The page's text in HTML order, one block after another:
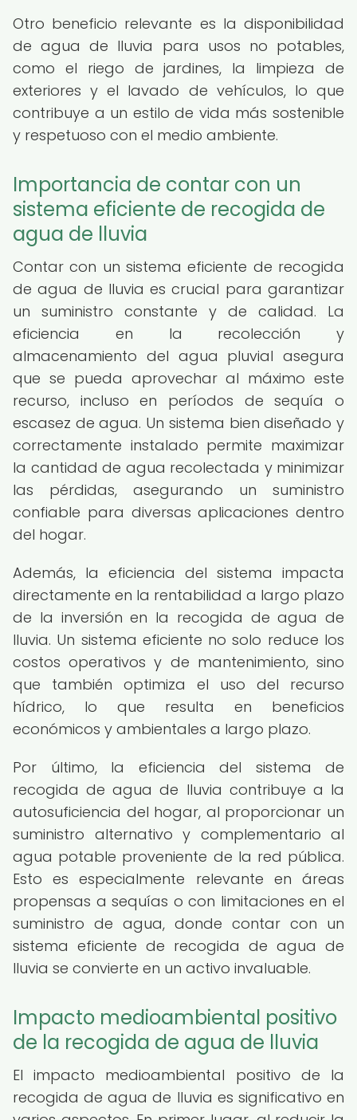
Otro beneficio relevante es la disponibilidad
de agua de lluvia para usos no potables,
como el riego de jardines, la limpieza de
exteriores y el lavado de vehículos, lo que
contribuye a un estilo de vida más sostenible
y respetuoso con el medio ambiente.
Importancia de contar con un
sistema eficiente de recogida de
agua de lluvia
Contar con un sistema eficiente de recogida
de agua de lluvia es crucial para garantizar
un suministro constante y de calidad. La
eficiencia en la recolección y
almacenamiento del agua pluvial asegura
que se pueda aprovechar al máximo este
recurso, incluso en períodos de sequía o
escasez de agua. Un sistema bien diseñado y
correctamente instalado permite maximizar
la cantidad de agua recolectada y minimizar
las pérdidas, asegurando un suministro
confiable para diversas aplicaciones dentro
del hogar.
Además, la eficiencia del sistema impacta
directamente en la rentabilidad a largo plazo
de la inversión en la recogida de agua de
lluvia. Un sistema eficiente no solo reduce los
costos operativos y de mantenimiento, sino
que también optimiza el uso del recurso
hídrico, lo que resulta en beneficios
económicos y ambientales a largo plazo.
Por último, la eficiencia del sistema de
recogida de agua de lluvia contribuye a la
autosuficiencia del hogar, al proporcionar un
suministro alternativo y complementario al
agua potable proveniente de la red pública.
Esto es especialmente relevante en áreas
propensas a sequías o con limitaciones en el
suministro de agua, donde contar con un
sistema eficiente de recogida de agua de
lluvia se convierte en un activo invaluable.
Impacto medioambiental positivo
de la recogida de agua de lluvia
El impacto medioambiental positivo de la
recogida de agua de lluvia es significativo en